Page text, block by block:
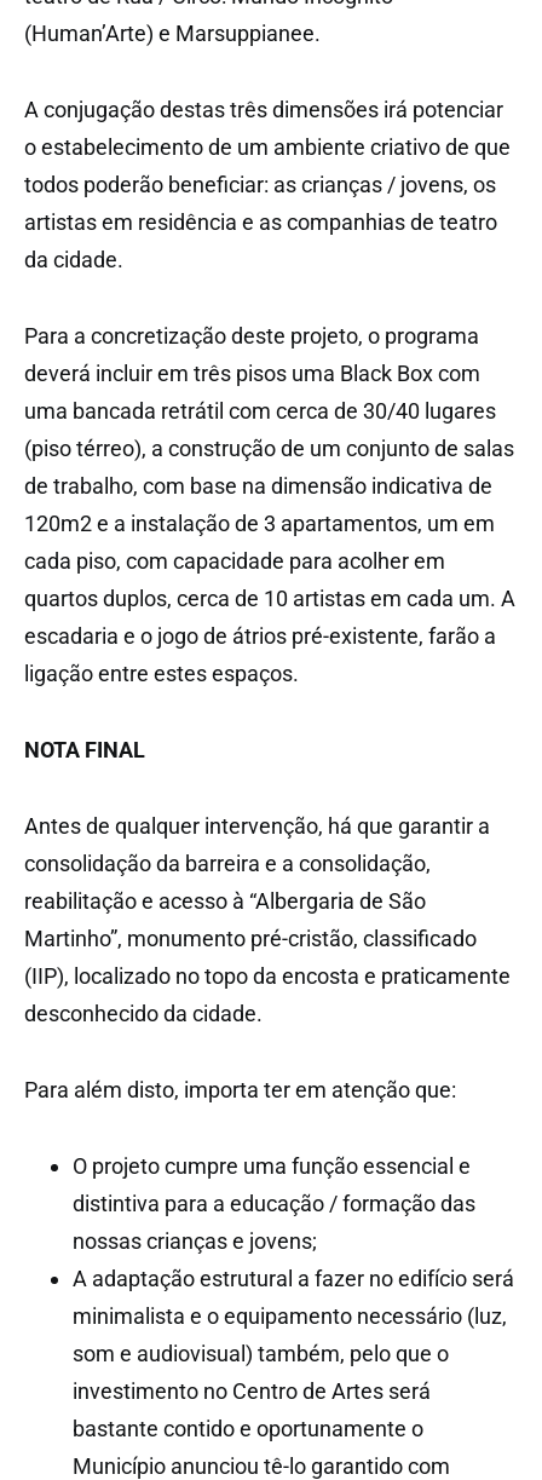
(Human’Arte) e Marsuppianee.
A conjugação destas três dimensões irá potenciar
o estabelecimento de um ambiente criativo de que
todos poderão beneficiar: as crianças / jovens, os
artistas em residência e as companhias de teatro
da cidade.
Para a concretização deste projeto, o programa
deverá incluir em três pisos uma Black Box com
uma bancada retrátil com cerca de 30/40 lugares
(piso térreo), a construção de um conjunto de salas
de trabalho, com base na dimensão indicativa de
120m2 e a instalação de 3 apartamentos, um em
cada piso, com capacidade para acolher em
quartos duplos, cerca de 10 artistas em cada um. A
escadaria e o jogo de átrios pré-existente, farão a
ligação entre estes espaços.
NOTA FINAL
Antes de qualquer intervenção, há que garantir a
consolidação da barreira e a consolidação,
reabilitação e acesso à “Albergaria de São
Martinho”, monumento pré-cristão, classificado
(IIP), localizado no topo da encosta e praticamente
desconhecido da cidade.
Para além disto, importa ter em atenção que:
O projeto cumpre uma função essencial e
distintiva para a educação / formação das
nossas crianças e jovens;
A adaptação estrutural a fazer no edifício será
minimalista e o equipamento necessário (luz,
som e audiovisual) também, pelo que o
investimento no Centro de Artes será
bastante contido e oportunamente o
Município anunciou tê-lo garantido com